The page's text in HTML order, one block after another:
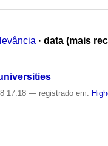
· data (mais
17:18— registrado em: